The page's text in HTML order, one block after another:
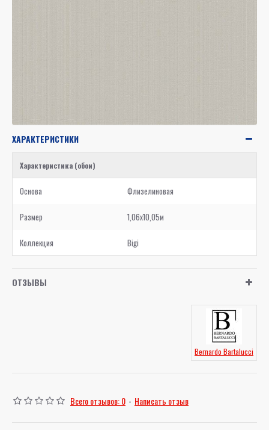
ХАРАКТЕРИСТИКИ
Характеристика (обои)
Основа Флизелиновая
Размер 1,06x10,05м
Коллекция Bigi
ОТЗЫВЫ
Bernardo Bartalucci
Всего отзывов: 0 - Написать отзыв